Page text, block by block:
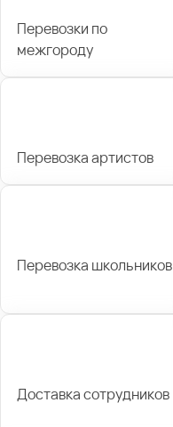
Перевозки по
межгороду
Перевозка артистов
Перевозка школьников
Доставка сотрудников